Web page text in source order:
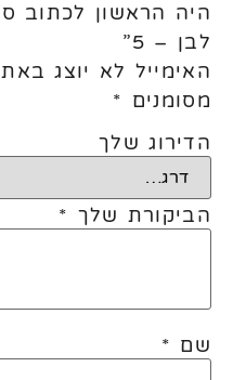
היה הראשון לכתוב
לבן – 5”
האימייל לא יוצג
מסומנים *
הדירוג שלך
הביקורת שלך *
שם *